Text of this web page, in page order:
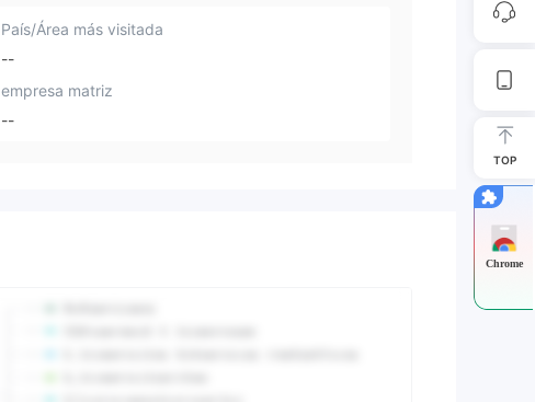
País/Área más visitada
--
empresa matriz
--
TOP
Chrome